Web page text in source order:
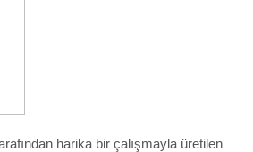
harika bir çalışmayla üretilen